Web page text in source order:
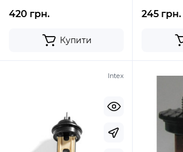
420 грн.
Купити
245 грн.
Intex